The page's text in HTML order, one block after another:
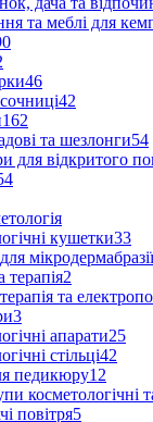
та меблі для
46
42
162
та шезлонги54
для відкритого
кушетки33
мікродермабразії
2
та
3
апарати25
стільці42
педикюру12
косметологічні
повітря5